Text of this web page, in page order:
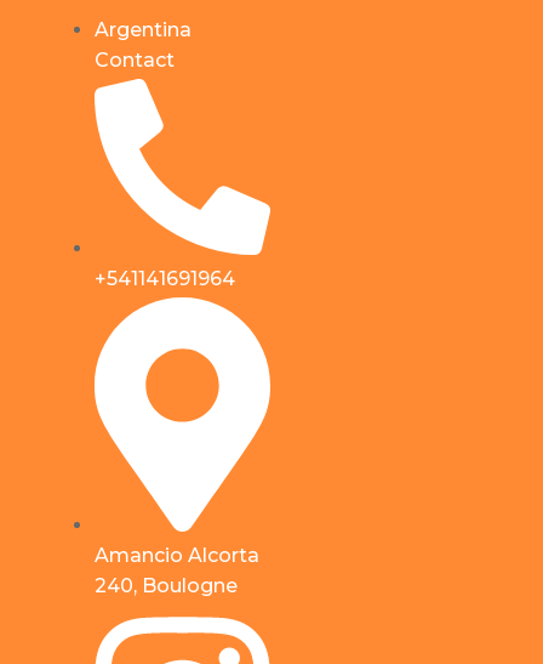
Argentina
Contact
+541141691964
Amancio Alcorta
240, Boulogne